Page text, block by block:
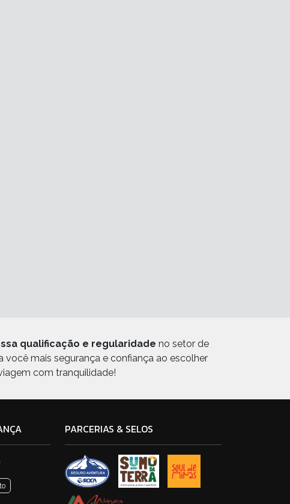
qualificação e regularidade no setor de
você mais segurança e confiança ao escolher
com tranquilidade!
PARCERIAS & SELOS